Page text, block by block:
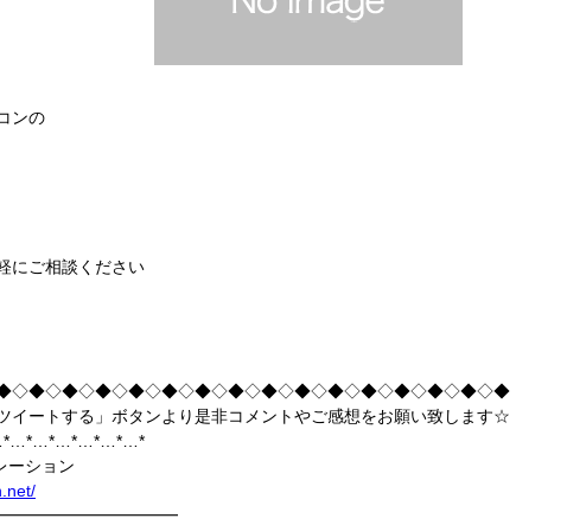
ンの
にご相談ください
イートする」ボタンより是非コメントやご感想をお願い致します☆
ーション